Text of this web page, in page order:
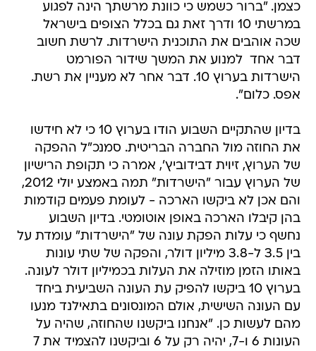
כצמן. "ברור כשמש כי כוונת מרשתך הינה לפגוע
במרשתי 10 ודרך זאת גם בכלל הצופים בישראל
שכה אוהבים את התוכנית הישרדות. לרשת חשוב
דבר אחד  למנוע את המשך שידור הפורמט
הישרדות בערוץ 10. דבר אחר לא מעניין את רשת.
אפס. כלום".
בדיון שהתקיים השבוע הודו בערוץ 10 כי לא חידשו
את החוזה מול החברה הבריטית. סמנכ"ל ההפקה
של הערוץ, זיוית דבידוביץ', אמרה כי תקופת הרישיון
של הערוץ עבור "הישרדות" תמה באמצע יולי 2012,
והם אכן לא ביקשו הארכה - לעומת פעמים קודמות
בהן קיבלו הארכה באופן אוטומטי. בדיון השבוע
נחשף כי עלות הפקת עונה של "הישרדות" עומדת על
בין 3.5 ל-3.8 מיליון דולר, והפקה של שתי עונות
באותו הזמן מוזילה את העלות בכמיליון דולר לעונה.
בערוץ 10 ביקשו להפיק עת העונה השביעית ביחד
עם העונה השישית, אולם המונסונים בתאילנד מנעו
מהם לעשות כן. "אנחנו ביקשנו שהחוזה, שהיה על
העונות 6 ו-7, יהיה רק על 6 וביקשנו להצמיד את 7